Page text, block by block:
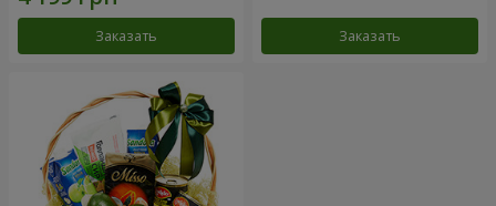
Заказать Заказать